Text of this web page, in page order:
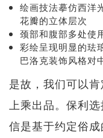
绘画技法摹仿西洋
花瓣的立体层次
颈部和腹部多处使
彩绘呈现明显的珐
巴洛克装饰风格对
是故，我们可以
上乘出品。保利
信是基于约定俗